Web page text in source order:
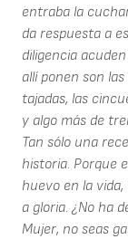
entraba la
da respuesta a
diligencia
allí ponen son
tajadas, las
y algo más de
Tan sólo una
historia. Porque
huevo en la
a gloria. ¿No ha
Mujer, no seas